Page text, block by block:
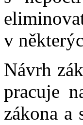
v
Návrh
pracuje
zákona a